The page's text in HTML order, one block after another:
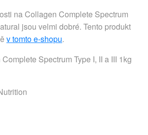
na Collagen Complete Spectrum
jsou velmi dobré. Tento produkt
v tomto e-shopu.
Spectrum Type I, II a III 1kg